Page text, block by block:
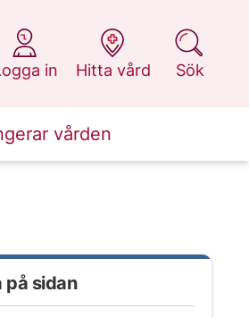
in
1177.se
Hitta vård
på 1177.se
Sök
på 1177.se
vården
på sidan